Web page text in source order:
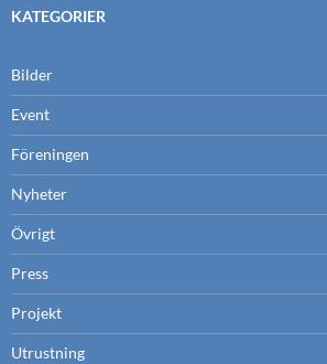
KATEGORIER
Bilder
Event
Föreningen
Nyheter
Övrigt
Press
Projekt
Utrustning